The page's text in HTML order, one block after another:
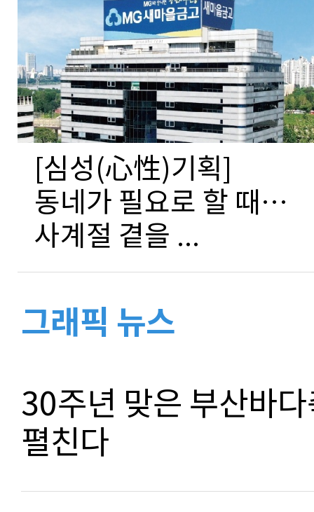
[심성(心性)기획]
동네가 필요로 할 때…
사계절 곁을 ...
그래픽 뉴스
30주년 맞은 부산바
펼친다